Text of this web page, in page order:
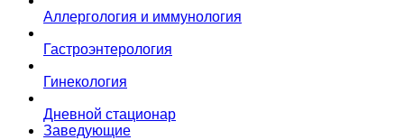
Аллергология и иммунология
Гастроэнтерология
Гинекология
Дневной стационар
Заведующие